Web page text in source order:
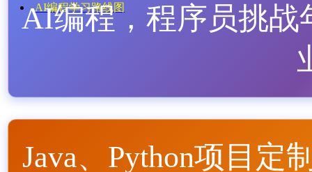
AI编程学习路线图
AI编程，程序员挑战
Java、Python项目定